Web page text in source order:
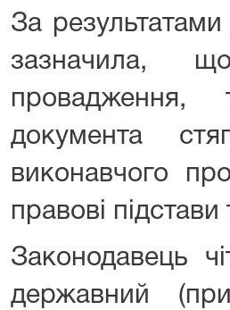
За
зазначила,
провадження,
документа
виконавчого
правові підстави
Законодавець
державний